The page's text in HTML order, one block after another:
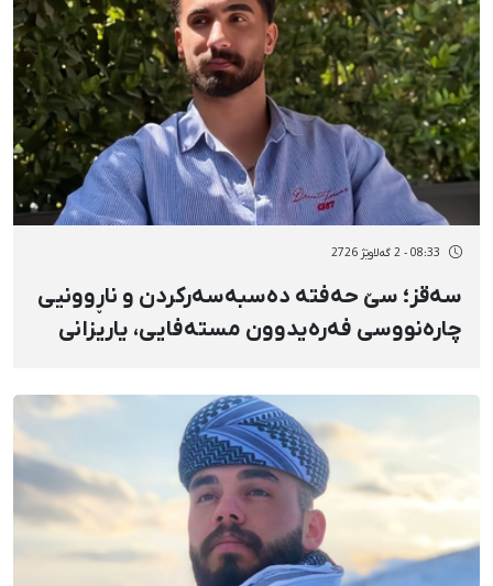
08:33 - 2 گەلاوێژ 2726
سەقز؛ سێ حەفتە دەسبەسەرکردن و ناڕوونیی
چارەنووسی فەرەیدوون مستەفایی، یاریزانی